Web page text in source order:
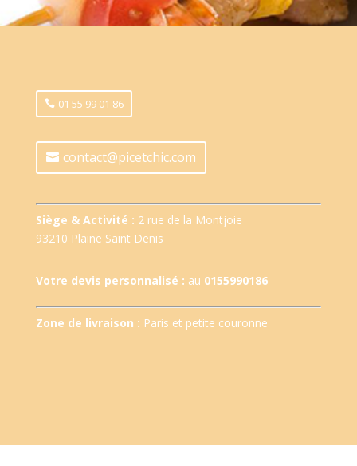
01 55 99 01 86
contact@picetchic.com
Siège & Activité : 2 rue de la Montjoie
93210 Plaine Saint Denis
Votre devis personnalisé : au 0155990186
Zone de livraison : Paris et petite couronne